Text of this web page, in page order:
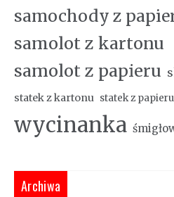
samochody z
samolot z kartonu
samolot z papieru
statek z kartonu statek z papieru
wycinanka
Archiwa